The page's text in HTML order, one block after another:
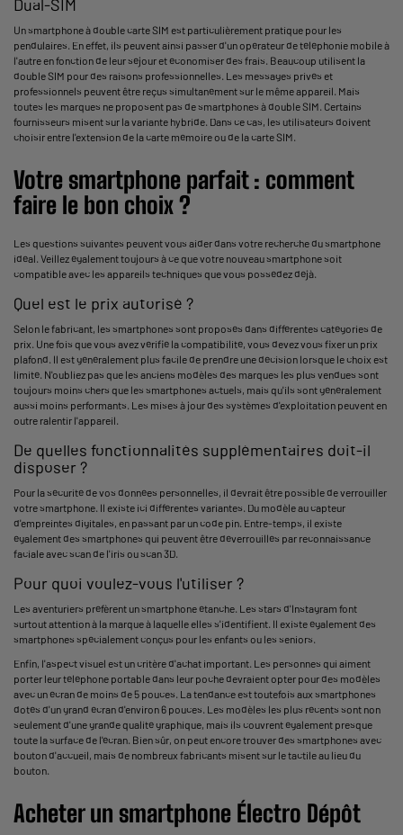
Dual-SIM
Un smartphone à double carte SIM est particulièrement pratique pour les
pendulaires. En effet, ils peuvent ainsi passer d'un opérateur de téléphonie mobile à
l'autre en fonction de leur séjour et économiser des frais. Beaucoup utilisent la
double SIM pour des raisons professionnelles. Les messages privés et
professionnels peuvent être reçus simultanément sur le même appareil. Mais
toutes les marques ne proposent pas de smartphones à double SIM. Certains
fournisseurs misent sur la variante hybride. Dans ce cas, les utilisateurs doivent
choisir entre l'extension de la carte mémoire ou de la carte SIM.
Votre smartphone parfait : comment
faire le bon choix ?
Les questions suivantes peuvent vous aider dans votre recherche du smartphone
idéal. Veillez également toujours à ce que votre nouveau smartphone soit
compatible avec les appareils techniques que vous possédez déjà.
Quel est le prix autorisé ?
Selon le fabricant, les smartphones sont proposés dans différentes catégories de
prix. Une fois que vous avez vérifié la compatibilité, vous devez vous fixer un prix
plafond. Il est généralement plus facile de prendre une décision lorsque le choix est
limité. N'oubliez pas que les anciens modèles des marques les plus vendues sont
toujours moins chers que les smartphones actuels, mais qu'ils sont généralement
aussi moins performants. Les mises à jour des systèmes d'exploitation peuvent en
outre ralentir l'appareil.
De quelles fonctionnalités supplémentaires doit-il
disposer ?
Pour la sécurité de vos données personnelles, il devrait être possible de verrouiller
votre smartphone. Il existe ici différentes variantes. Du modèle au capteur
d'empreintes digitales, en passant par un code pin. Entre-temps, il existe
également des smartphones qui peuvent être déverrouillés par reconnaissance
faciale avec scan de l'iris ou scan 3D.
Pour quoi voulez-vous l'utiliser ?
Les aventuriers préfèrent un smartphone étanche. Les stars d'Instagram font
surtout attention à la marque à laquelle elles s'identifient. Il existe également des
smartphones spécialement conçus pour les enfants ou les seniors.
Enfin, l'aspect visuel est un critère d'achat important. Les personnes qui aiment
porter leur téléphone portable dans leur poche devraient opter pour des modèles
avec un écran de moins de 5 pouces. La tendance est toutefois aux smartphones
dotés d'un grand écran d'environ 6 pouces. Les modèles les plus récents sont non
seulement d'une grande qualité graphique, mais ils couvrent également presque
toute la surface de l'écran. Bien sûr, on peut encore trouver des smartphones avec
bouton d'accueil, mais de nombreux fabricants misent sur le tactile au lieu du
bouton.
Acheter un smartphone Électro Dépôt